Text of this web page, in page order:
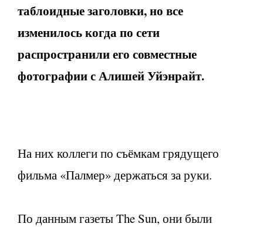
таблоидные заголовки, но все
изменилось когда по сети
распространили его совместные
фотографии с Алишей Уйэнрайт.
На них коллеги по съёмкам грядущего
фильма «Палмер» держаться за руки.
По данным газеты The Sun, они были